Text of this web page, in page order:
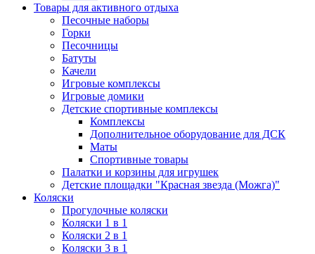
Товары для активного отдыха
Песочные наборы
Горки
Песочницы
Батуты
Качели
Игровые комплексы
Игровые домики
Детские спортивные комплексы
Комплексы
Дополнительное оборудование для ДСК
Маты
Спортивные товары
Палатки и корзины для игрушек
Детские площадки "Красная звезда (Можга)"
Коляски
Прогулочные коляски
Коляски 1 в 1
Коляски 2 в 1
Коляски 3 в 1